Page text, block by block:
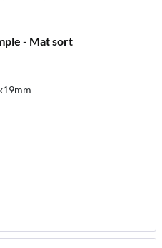
- Mat sort